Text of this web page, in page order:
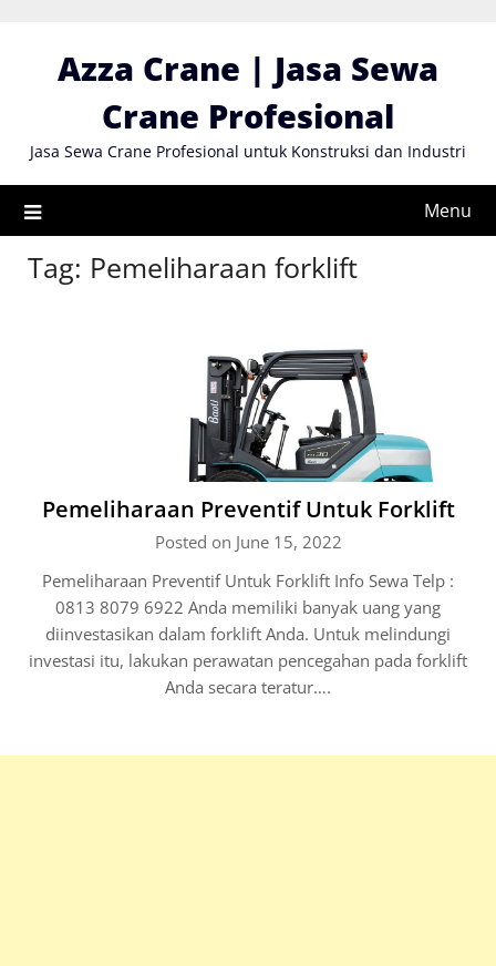
contentAzza Crane | Jasa Sewa
Crane Profesional
Jasa Sewa Crane Profesional untuk Konstruksi dan Industri
Menu
Tag: Pemeliharaan forklift
Pemeliharaan Preventif Untuk Forklift
Posted on June 15, 2022
Pemeliharaan Preventif Untuk Forklift Info Sewa Telp :
0813 8079 6922 Anda memiliki banyak uang yang
diinvestasikan dalam forklift Anda. Untuk melindungi
investasi itu, lakukan perawatan pencegahan pada forklift
Anda secara teratur….